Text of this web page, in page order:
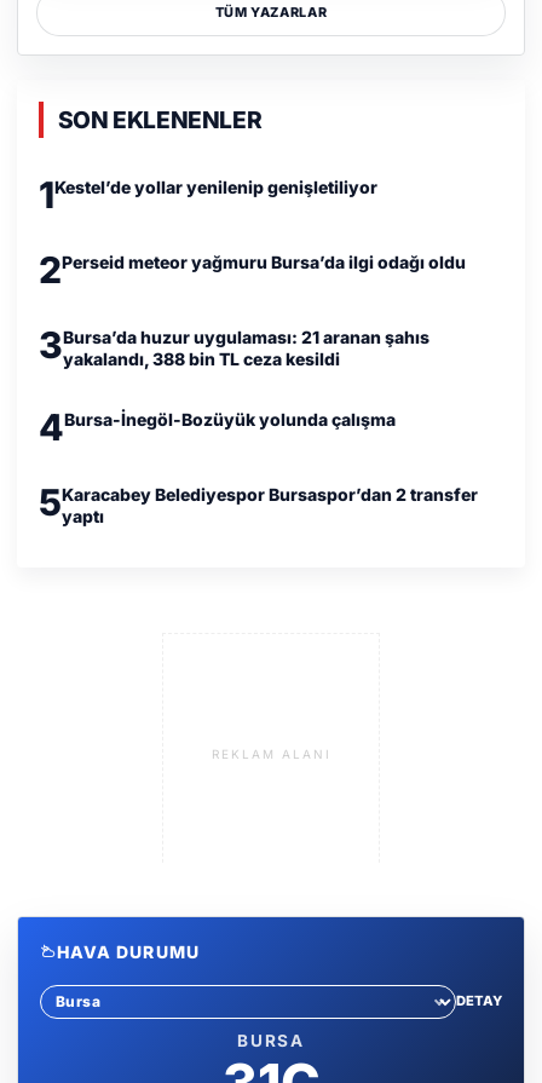
TÜM YAZARLAR
SON EKLENENLER
1Kestel’de yollar yenilenip genişletiliyor
2Perseid meteor yağmuru Bursa’da ilgi odağı oldu
3Bursa’da huzur uygulaması: 21 aranan şahıs
yakalandı, 388 bin TL ceza kesildi
4Bursa-İnegöl-Bozüyük yolunda çalışma
5Karacabey Belediyespor Bursaspor’dan 2 transfer
yaptı
REKLAM ALANI
HAVA DURUMU
Sehir sec
DETAY
BURSA